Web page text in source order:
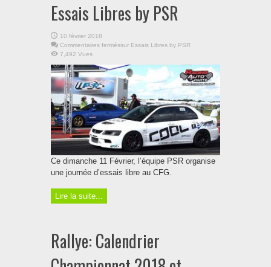
Essais Libres by PSR
10 février 2018
Commentaires ferméssur Essais Libres by PSR
7,492 Vues
Ce dimanche 11 Février, l’équipe PSR organise
une journée d’essais libre au CFG.
Lire la suite...
Rallye: Calendrier